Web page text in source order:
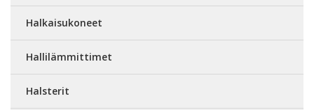
Halkaisukoneet
Hallilämmittimet
Halsterit